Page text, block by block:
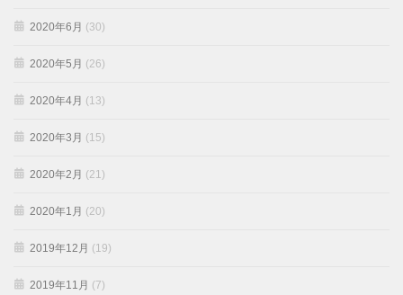
2020年6月 (30)
2020年5月 (26)
2020年4月 (13)
2020年3月 (15)
2020年2月 (21)
2020年1月 (20)
2019年12月 (19)
2019年11月 (7)